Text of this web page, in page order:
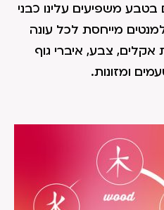
משפיעים עלינו כבני
מייחסת לכל עונה
צבע, איברי גוף
ומזונות.